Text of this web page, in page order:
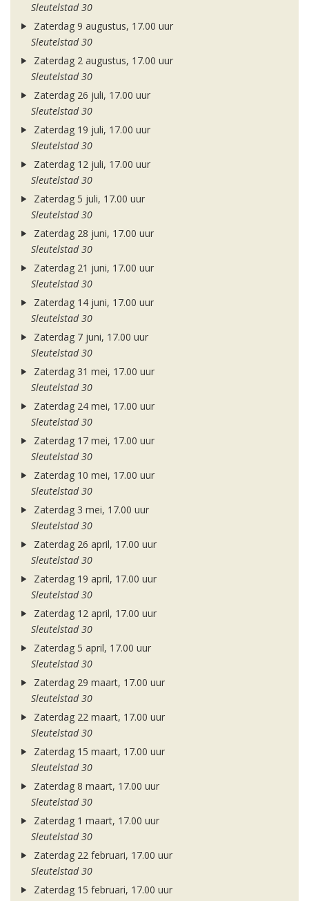
Sleutelstad 30
Zaterdag 9 augustus, 17.00 uur
Sleutelstad 30
Zaterdag 2 augustus, 17.00 uur
Sleutelstad 30
Zaterdag 26 juli, 17.00 uur
Sleutelstad 30
Zaterdag 19 juli, 17.00 uur
Sleutelstad 30
Zaterdag 12 juli, 17.00 uur
Sleutelstad 30
Zaterdag 5 juli, 17.00 uur
Sleutelstad 30
Zaterdag 28 juni, 17.00 uur
Sleutelstad 30
Zaterdag 21 juni, 17.00 uur
Sleutelstad 30
Zaterdag 14 juni, 17.00 uur
Sleutelstad 30
Zaterdag 7 juni, 17.00 uur
Sleutelstad 30
Zaterdag 31 mei, 17.00 uur
Sleutelstad 30
Zaterdag 24 mei, 17.00 uur
Sleutelstad 30
Zaterdag 17 mei, 17.00 uur
Sleutelstad 30
Zaterdag 10 mei, 17.00 uur
Sleutelstad 30
Zaterdag 3 mei, 17.00 uur
Sleutelstad 30
Zaterdag 26 april, 17.00 uur
Sleutelstad 30
Zaterdag 19 april, 17.00 uur
Sleutelstad 30
Zaterdag 12 april, 17.00 uur
Sleutelstad 30
Zaterdag 5 april, 17.00 uur
Sleutelstad 30
Zaterdag 29 maart, 17.00 uur
Sleutelstad 30
Zaterdag 22 maart, 17.00 uur
Sleutelstad 30
Zaterdag 15 maart, 17.00 uur
Sleutelstad 30
Zaterdag 8 maart, 17.00 uur
Sleutelstad 30
Zaterdag 1 maart, 17.00 uur
Sleutelstad 30
Zaterdag 22 februari, 17.00 uur
Sleutelstad 30
Zaterdag 15 februari, 17.00 uur